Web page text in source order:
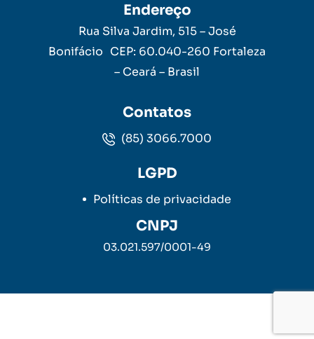
Endereço
Rua Silva Jardim, 515 – José
Bonifácio CEP: 60.040-260 Fortaleza
– Ceará – Brasil
Contatos
(85) 3066.7000
LGPD
Políticas de privacidade
CNPJ
03.021.597/0001-49